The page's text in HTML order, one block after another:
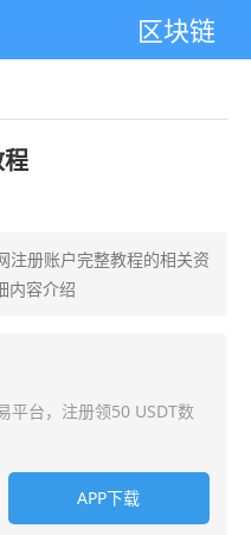
区块链
注册账户完整教程的相关资
内容介绍
平台，注册领50 USDT数
APP下载